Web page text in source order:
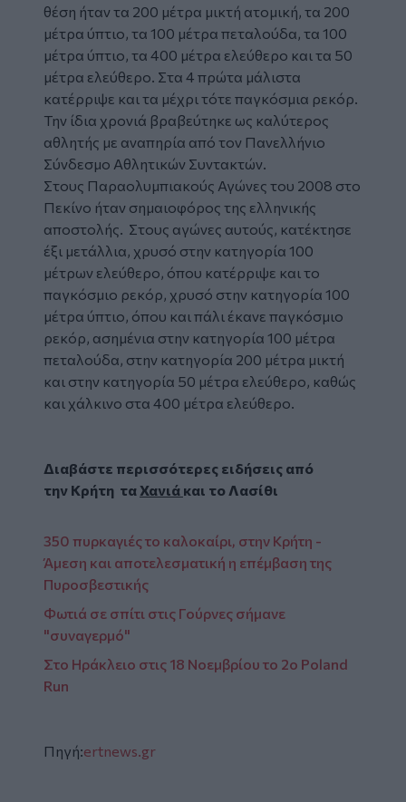
θέση ήταν τα 200 μέτρα μικτή ατομική, τα 200
μέτρα ύπτιο, τα 100 μέτρα πεταλούδα, τα 100
μέτρα ύπτιο, τα 400 μέτρα ελεύθερο και τα 50
μέτρα ελεύθερο. Στα 4 πρώτα μάλιστα
κατέρριψε και τα μέχρι τότε παγκόσμια ρεκόρ.
Την ίδια χρονιά βραβεύτηκε ως καλύτερος
αθλητής με αναπηρία από τον Πανελλήνιο
Σύνδεσμο Αθλητικών Συντακτών.
Στους Παραολυμπιακούς Αγώνες του 2008 στο
Πεκίνο ήταν σημαιοφόρος της ελληνικής
αποστολής. Στους αγώνες αυτούς, κατέκτησε
έξι μετάλλια, χρυσό στην κατηγορία 100
μέτρων ελεύθερο, όπου κατέρριψε και το
παγκόσμιο ρεκόρ, χρυσό στην κατηγορία 100
μέτρα ύπτιο, όπου και πάλι έκανε παγκόσμιο
ρεκόρ, ασημένια στην κατηγορία 100 μέτρα
πεταλούδα, στην κατηγορία 200 μέτρα μικτή
και στην κατηγορία 50 μέτρα ελεύθερο, καθώς
και χάλκινο στα 400 μέτρα ελεύθερο.
Διαβάστε περισσότερες ειδήσεις από
την Κρήτη τα Χανιά και το Λασίθι
350 πυρκαγιές το καλοκαίρι, στην Κρήτη -
Άμεση και αποτελεσματική η επέμβαση της
Πυροσβεστικής
Φωτιά σε σπίτι στις Γούρνες σήμανε
"συναγερμό"
Στο Ηράκλειο στις 18 Νοεμβρίου το 2o Poland
Run
Πηγή:ertnews.gr